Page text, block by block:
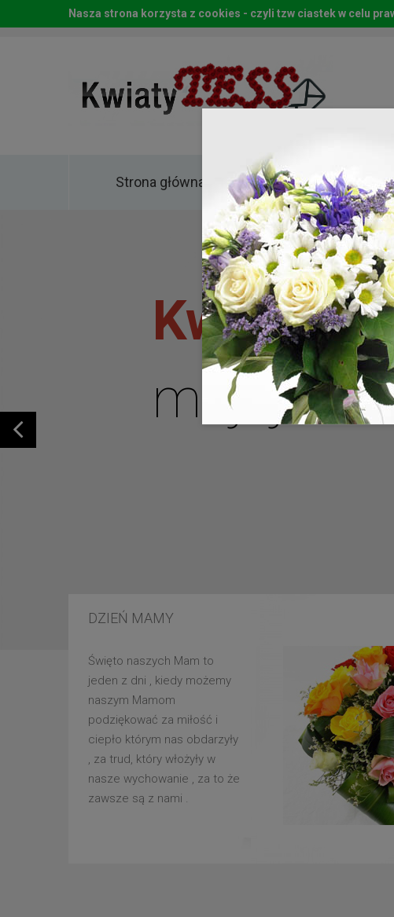
Strona główna Kwiaty
Kwiaty
mojej
DZIEŃ MAMY
Święto naszych Mam to
jeden z dni , kiedy możemy
naszym Mamom
podziękować za miłość i
ciepło którym nas obdarzyły
, za trud, który włożyły w
nasze wychowanie , za to że
zawsze są z nami .
Nasza strona korzysta z cookies - czyli tzw ciastek w celu